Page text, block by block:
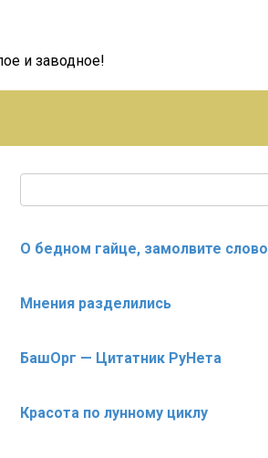
и заводное!
О бедном гайце, замолвите слово
Мнения разделились
БашОрг — Цитатник РуНета
Красота по лунному циклу